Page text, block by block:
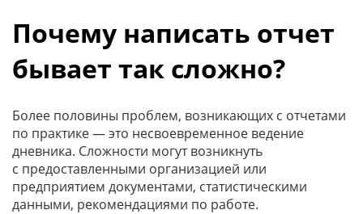
Почему написать отчет
бывает так сложно?
Более половины проблем, возникающих с отчетами
по практике — это несвоевременное ведение
дневника. Сложности могут возникнуть
с предоставленными организацией или
предприятием документами, статистическими
данными, рекомендациями по работе.